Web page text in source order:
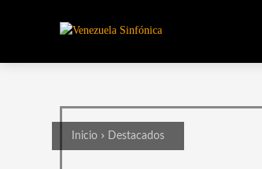
Inicio Destacados